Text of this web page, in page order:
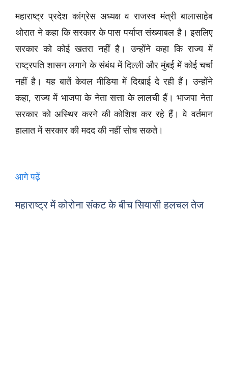
महाराष्ट्र प्रदेश कांग्रेस अध्यक्ष व राजस्व मंत्री बालासाहेब
थोरात ने कहा कि सरकार के पास पर्याप्त संख्याबल है। इसलिए
सरकार को कोई खतरा नहीं है। उन्होंने कहा कि राज्य में
राष्ट्रपति शासन लगाने के संबंध में दिल्ली और मुंबई में कोई चर्चा
नहीं है। यह बातें केवल मीडिया में दिखाई दे रही हैं। उन्होंने
कहा, राज्य में भाजपा के नेता सत्ता के लालची हैं। भाजपा नेता
सरकार को अस्थिर करने की कोशिश कर रहे हैं। वे वर्तमान
हालात में सरकार की मदद की नहीं सोच सकते।
आगे पढ़ें
महाराष्ट्र में कोरोना संकट के बीच सियासी हलचल तेज